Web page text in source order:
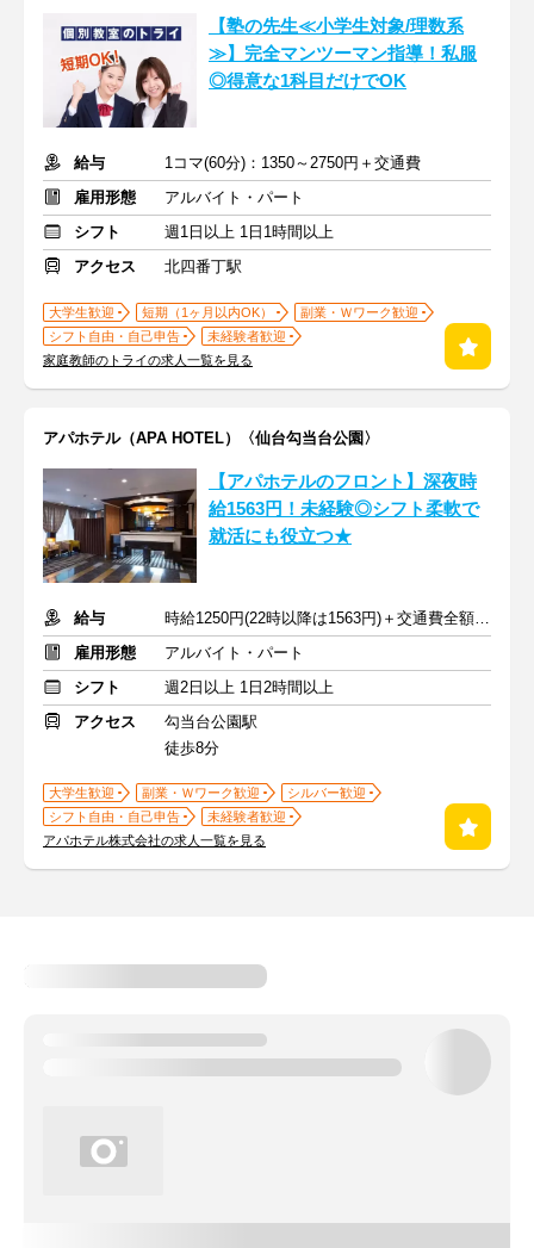
【塾の先生≪小学生対象/理数系
≫】完全マンツーマン指導！私服
◎得意な1科目だけでOK
給与
1コマ(60分)：1350～2750円＋交通費
雇用形態
アルバイト・パート
シフト
週1日以上 1日1時間以上
アクセス
北四番丁駅
大学生歓迎 短期（1ヶ月以内OK）
副業・Ｗワーク歓迎
シフト自由・自己申告
未経験者歓迎
家庭教師のトライの求人一覧を見る
アパホテル（APA HOTEL）〈仙台勾当台公園〉
【アパホテルのフロント】深夜時
給1563円！未経験◎シフト柔軟で
就活にも役立つ★
給与
時給1250円(22時以降は1563円)＋交通費全額支給
雇用形態
アルバイト・パート
シフト
週2日以上 1日2時間以上
アクセス
勾当台公園駅
徒歩8分
大学生歓迎 副業・Ｗワーク歓迎
シルバー歓迎
シフト自由・自己申告
未経験者歓迎
アパホテル株式会社の求人一覧を見る